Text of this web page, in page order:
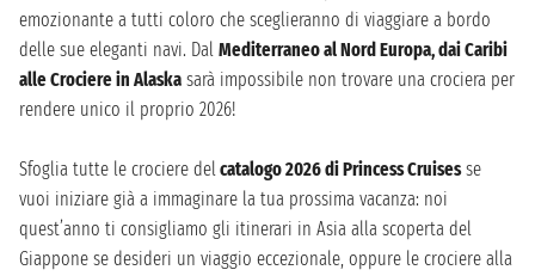
emozionante a tutti coloro che sceglieranno di viaggiare a bordo
delle sue eleganti navi. Dal Mediterraneo al Nord Europa, dai Caribi
alle Crociere in Alaska sarà impossibile non trovare una crociera per
rendere unico il proprio 2026!
Sfoglia tutte le crociere delcatalogo 2026 di Princess Cruisesse
vuoi iniziare già a immaginare la tua prossima vacanza: noi
quest’anno ti consigliamo gli itinerari in Asia alla scoperta del
Giappone se desideri un viaggio eccezionale, oppure le crociere alla